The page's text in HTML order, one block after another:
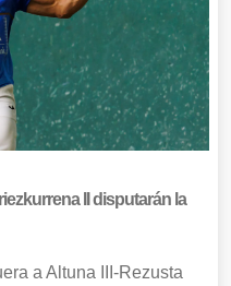
II disputarán la
a Altuna III-Rezusta